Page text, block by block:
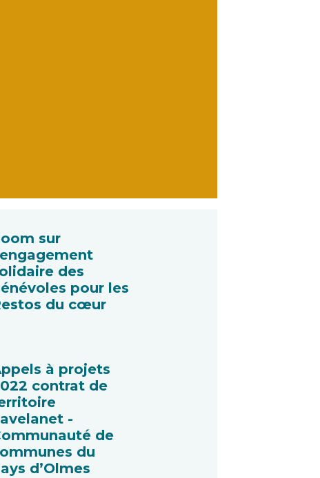
sur
des
pour les
du cœur
à projets
contrat de
-
de
du
d’Olmes